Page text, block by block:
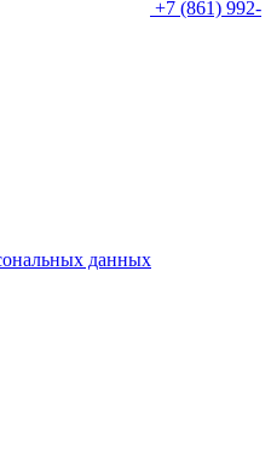
+7 (861) 992-
данных